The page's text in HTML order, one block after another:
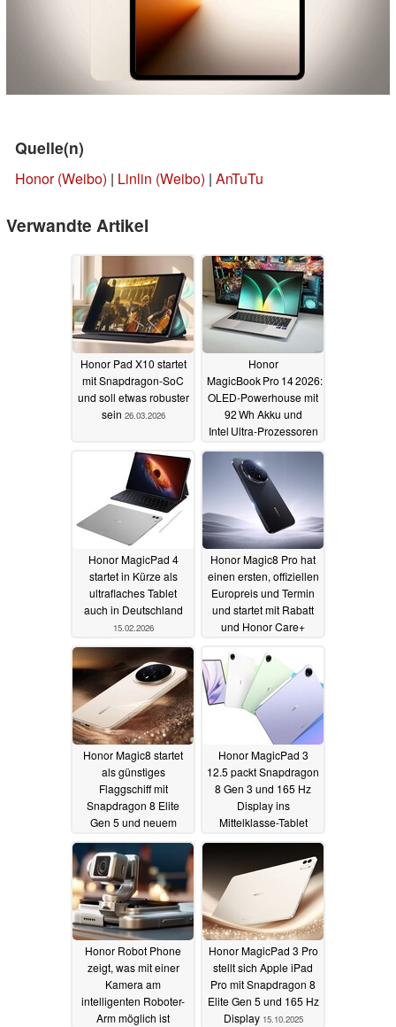
Quelle(n)
Honor (Weibo) | Linlin (Weibo) | AnTuTu
Verwandte Artikel
Honor Pad X10 startet
mit Snapdragon-SoC
und soll etwas robuster
sein 26.03.2026
Honor
MagicBook Pro 14 2026:
OLED‑Powerhouse mit
92 Wh Akku und
Intel Ultra-Prozessoren
01.03.2026
Honor MagicPad 4
startet in Kürze als
ultraflaches Tablet
auch in Deutschland
15.02.2026
Honor Magic8 Pro hat
einen ersten, offiziellen
Europreis und Termin
und startet mit Rabatt
und Honor Care+
Honor Magic8 startet
als günstiges
Flaggschiff mit
Snapdragon 8 Elite
Gen 5 und neuem
15.10.2025
Honor MagicPad 3
12.5 packt Snapdragon
8 Gen 3 und 165 Hz
Display ins
Mittelklasse-Tablet
15.10.2025
Honor Robot Phone
zeigt, was mit einer
Kamera am
intelligenten Roboter-
Arm möglich ist
Honor MagicPad 3 Pro
stellt sich Apple iPad
Pro mit Snapdragon 8
Elite Gen 5 und 165 Hz
Display 15.10.2025